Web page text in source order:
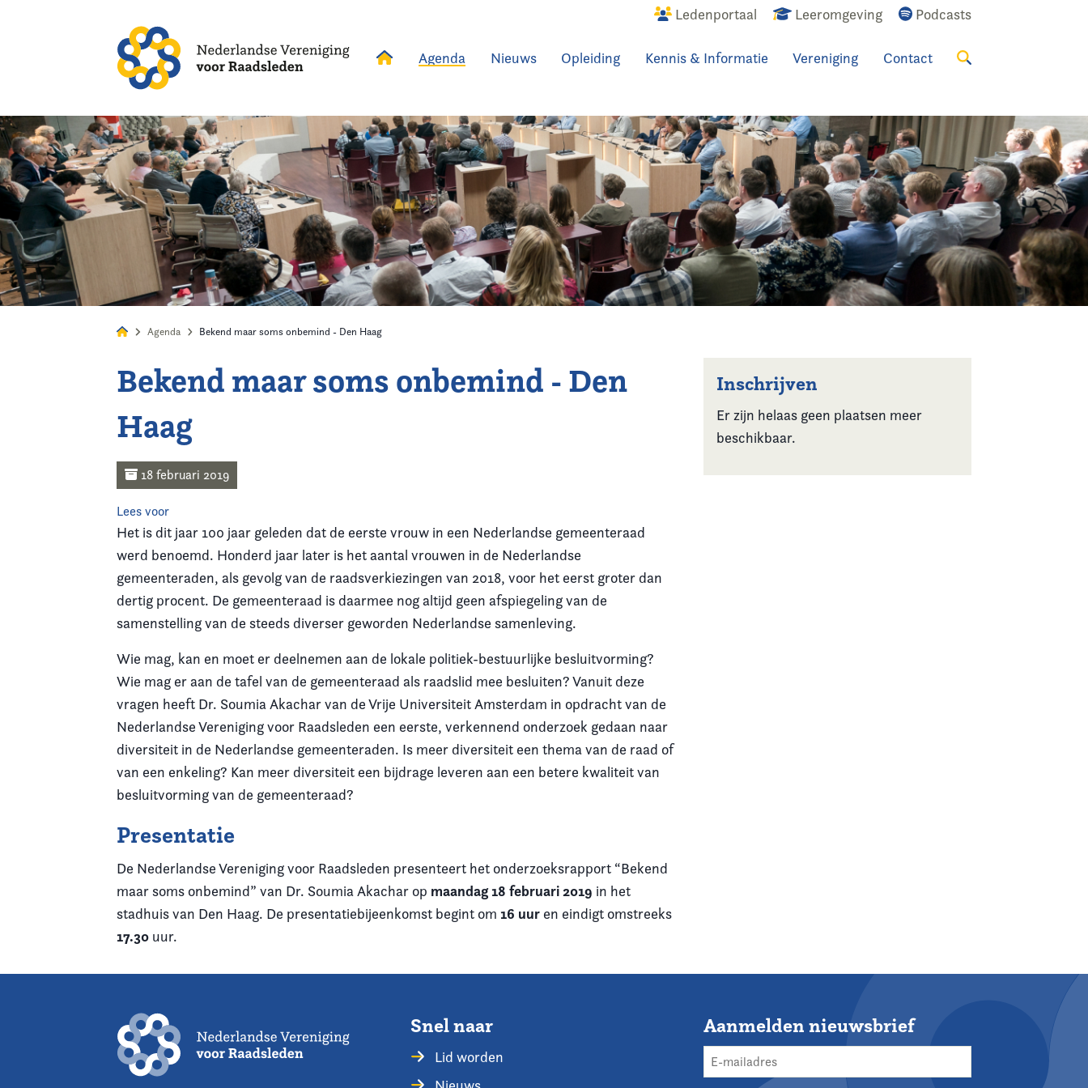
Ledenportaal Leeromgeving Podcasts
Agenda Nieuws Opleiding Kennis & Informatie Vereniging Contact
Alles Nieuws Agenda Raadslid
Kennis & Informatie
Agenda Bekend maar soms onbemind - Den Haag
Bekend maar soms onbemind - Den
Haag
18 februari 2019
Lees voor
Het is dit jaar 100 jaar geleden dat de eerste vrouw in een Nederlandse gemeenteraad
werd benoemd. Honderd jaar later is het aantal vrouwen in de Nederlandse
gemeenteraden, als gevolg van de raadsverkiezingen van 2018, voor het eerst groter dan
dertig procent. De gemeenteraad is daarmee nog altijd geen afspiegeling van de
samenstelling van de steeds diverser geworden Nederlandse samenleving.
Wie mag, kan en moet er deelnemen aan de lokale politiek-bestuurlijke besluitvorming?
Wie mag er aan de tafel van de gemeenteraad als raadslid mee besluiten? Vanuit deze
vragen heeft Dr. Soumia Akachar van de Vrije Universiteit Amsterdam in opdracht van de
Nederlandse Vereniging voor Raadsleden een eerste, verkennend onderzoek gedaan naar
diversiteit in de Nederlandse gemeenteraden. Is meer diversiteit een thema van de raad of
van een enkeling? Kan meer diversiteit een bijdrage leveren aan een betere kwaliteit van
besluitvorming van de gemeenteraad?
Presentatie
De Nederlandse Vereniging voor Raadsleden presenteert het onderzoeksrapport “Bekend
maar soms onbemind” van Dr. Soumia Akachar op maandag 18 februari 2019 in het
stadhuis van Den Haag. De presentatiebijeenkomst begint om 16 uur en eindigt omstreeks
17.30 uur.
Inschrijven
Er zijn helaas geen plaatsen meer
beschikbaar.
Snel naar
Lid worden
Aanmelden nieuwsbrief